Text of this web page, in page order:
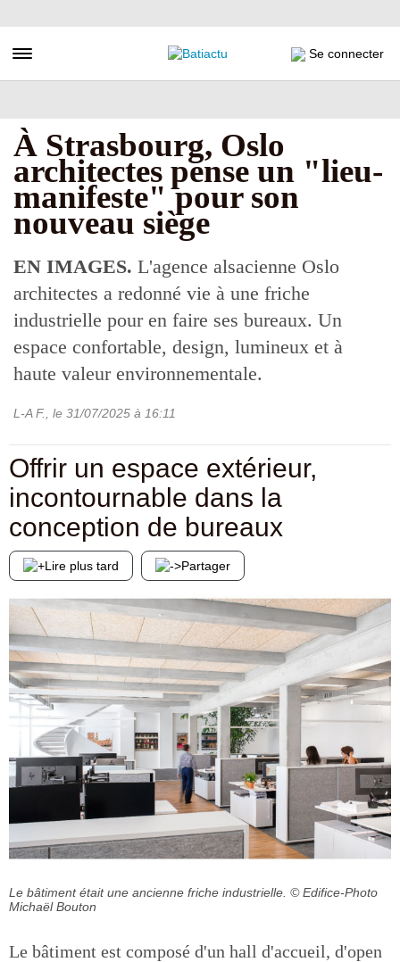
au
principal
Toggle navigation Se connecter
À Strasbourg, Oslo
architectes pense un "lieu-
manifeste" pour son
nouveau siège
EN IMAGES. L'agence alsacienne Oslo
architectes a redonné vie à une friche
industrielle pour en faire ses bureaux. Un
espace confortable, design, lumineux et à
haute valeur environnementale.
L-A F. , le 31/07/2025 à 16:11
Offrir un espace extérieur,
incontournable dans la
conception de bureaux
Lire plus tard Partager
Le bâtiment était une ancienne friche industrielle. © Edifice-Photo
Michaël Bouton
Le bâtiment est composé d'un hall d'accueil, d'open